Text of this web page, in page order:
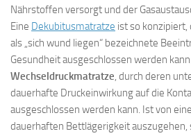
Nährstoffen versorgt und der
Eine Dekubitusmatratze ist so konzipiert,
als „sich wund liegen“ bezeichnete
Gesundheit ausgeschlossen werden
Wechseldruckmatratze, durch deren
dauerhafte Druckeinwirkung auf die
ausgeschlossen werden kann. Ist von
dauerhaften Bettlägerigkeit